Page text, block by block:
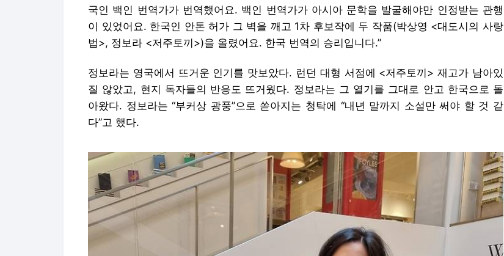
국인 백인 번역가가 번역했어요. 백인 번역가가 아시아 문학을 발굴해야만 인정받는 관행
이 있었어요. 한국인 안톤 허가 그 벽을 깨고 1차 후보작에 두 작품(박상영 <대도시의 사랑
법>, 정보라 <저주토끼>)을 올렸어요. 한국 번역의 승리입니다.”
정보라는 영국에서 뜨거운 인기를 맛보았다. 런던 대형 서점에 <저주토끼> 재고가 남아있
질 않았고, 현지 독자들의 반응도 뜨거웠다. 정보라는 그 열기를 그대로 안고 한국으로 돌
아왔다. 정보라는 “부커상 광풍”으로 쏟아지는 청탁에 “내년 말까지 소설만 써야 할 것 같
다”고 했다.